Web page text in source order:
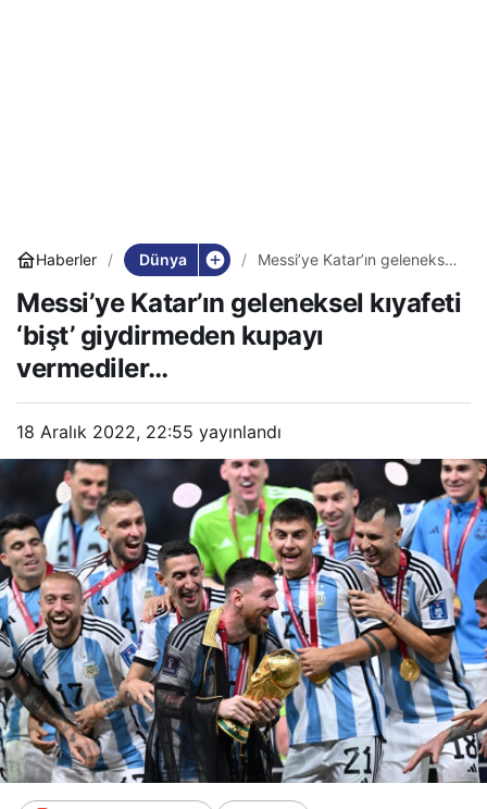
Haberler Dünya
Messi’ye Katar’ın geleneksel
kupayı vermediler…
Messi’ye Katar’ın geleneksel kıyafeti
‘bişt’ giydirmeden kupayı
vermediler…
18 Aralık 2022, 22:55 yayınlandı